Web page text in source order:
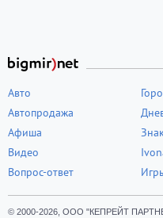
Авто
Автопродажа
Афиша
Видео
Вопрос-ответ
© 2000-2026, ООО "КЕПРЕЙТ